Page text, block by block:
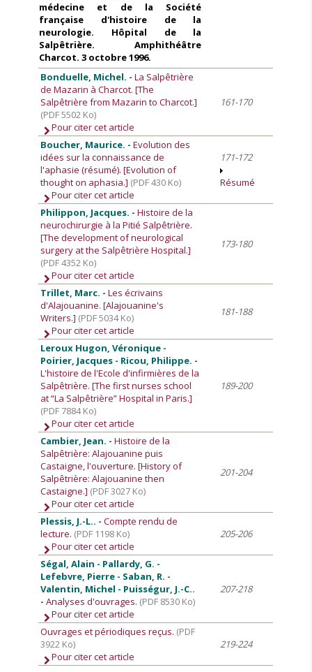
médecine et de la Société
française d'histoire de la
neurologie. Hôpital de la
Salpêtrière. Amphithéâtre
Charcot. 3 octobre 1996.
Bonduelle, Michel. -La Salpêtrière
de Mazarin à Charcot. [The
Salpêtrière from Mazarin to Charcot.]
(PDF 5502 Ko)
Pour citer cet article
161-170
Boucher, Maurice. -Evolution des
idées sur la connaissance de
l'aphasie (résumé). [Evolution of
thought on aphasia.] (PDF 430 Ko)
Pour citer cet article
171-172
Résumé
Philippon, Jacques. -Histoire de la
neurochirurgie à la Pitié Salpêtrière.
[The development of neurological
surgery at the Salpêtrière Hospital.]
(PDF 4352 Ko)
Pour citer cet article
173-180
Trillet, Marc. -Les écrivains
d'Alajouanine. [Alajouanine's
Writers.] (PDF 5034 Ko)
Pour citer cet article
181-188
Leroux Hugon, Véronique -
Poirier, Jacques - Ricou, Philippe. -
L'histoire de l'Ecole d'infirmières de la
Salpêtrière. [The first nurses school
at “La Salpêtrière” Hospital in Paris.]
(PDF 7884 Ko)
Pour citer cet article
189-200
Cambier, Jean. -Histoire de la
Salpêtrière: Alajouanine puis
Castaigne, l'ouverture. [History of
Salpêtrière: Alajouanine then
Castaigne.] (PDF 3027 Ko)
Pour citer cet article
201-204
Plessis, J.-L.. -Compte rendu de
lecture. (PDF 1198 Ko)
Pour citer cet article
205-206
Ségal, Alain - Pallardy, G. -
Lefebvre, Pierre - Saban, R. -
Valentin, Michel - Puisségur, J.-C..
-Analyses d'ouvrages. (PDF 8530 Ko)
Pour citer cet article
207-218
Ouvrages et périodiques reçus. (PDF
3922 Ko)
Pour citer cet article
219-224